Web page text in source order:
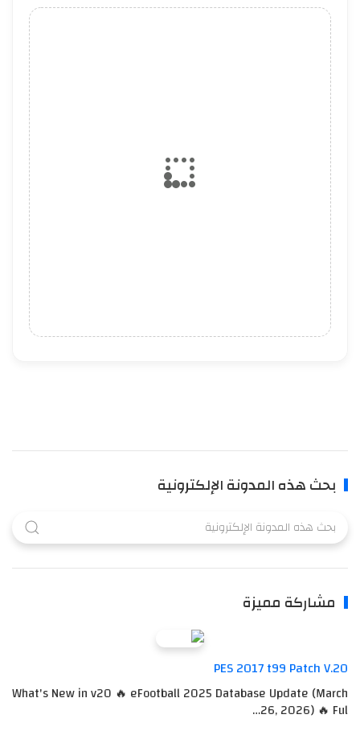
بحث هذه المدونة الإلكترونية
مشاركة مميزة
PES 2017 t99 Patch V.20
What's New in v20 🔥 eFootball 2025 Database Update (March
26, 2026) 🔥 Ful…